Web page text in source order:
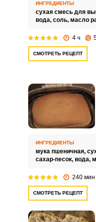
ИНГРЕДИЕНТЫ
сухая смесь для
вода, соль, масло
4 ч
СМОТРЕТЬ РЕЦЕПТ
ИНГРЕДИЕНТЫ
мука пшеничная,
сахар-песок, вода,
240 мин
СМОТРЕТЬ РЕЦЕПТ